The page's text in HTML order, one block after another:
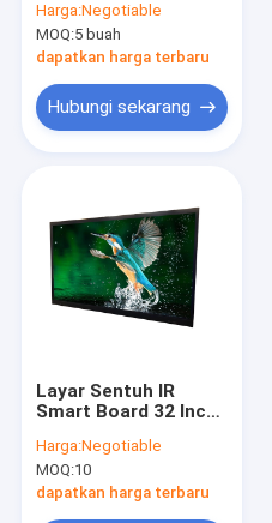
Produk
Tentang kita
Hubungi kami
Monitor Sentuh Inframerah
Interconnect PCAP
Harga:Negotiable
MOQ:5 buah
dapatkan harga terbaru
Hubungi sekarang
Layar Sentuh IR
Smart Board 32 Inch
Tinggi
Harga:Negotiable
MOQ:10
dapatkan harga terbaru